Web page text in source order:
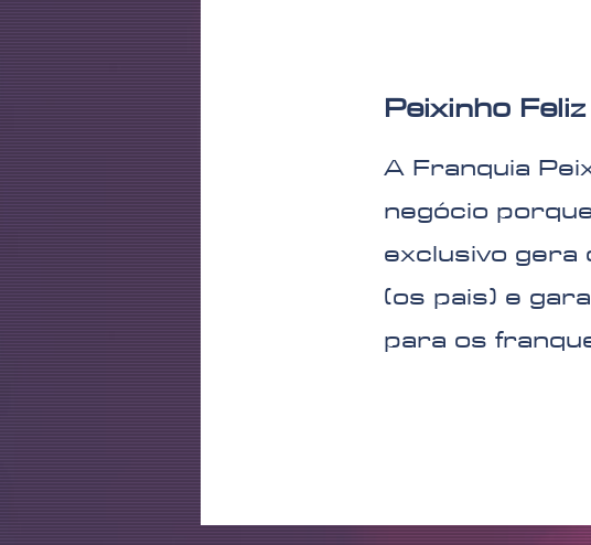
Peixinho Feliz
A Franquia
negócio
exclusivo gera
(os pais) e
para os